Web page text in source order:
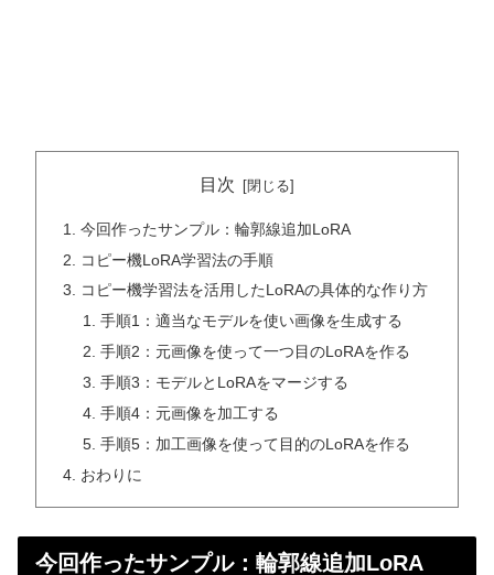
目次
今回作ったサンプル：輪郭線追加LoRA
コピー機LoRA学習法の手順
コピー機学習法を活用したLoRAの具体的な作り方
手順1：適当なモデルを使い画像を生成する
手順2：元画像を使って一つ目のLoRAを作る
手順3：モデルとLoRAをマージする
手順4：元画像を加工する
手順5：加工画像を使って目的のLoRAを作る
おわりに
今回作ったサンプル：輪郭線追加LoRA